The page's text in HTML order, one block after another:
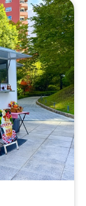
トー、ふわ
ッグ、サルサ
中じゅわっフ
プ、へるし〜
り)、はちみ
、完熟マンゴ
ーダ、濃厚オ
ク、濃厚タピ
、レモンサワ
、プレミアム
ー 、チョコア
ンネ入りミネ
ー